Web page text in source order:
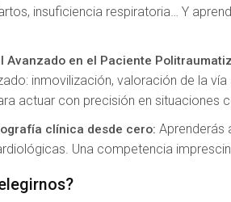
insuficiencia respiratoria… Y
Avanzado en el Paciente
inmovilización, valoración de la
actuar con precisión en situaciones
clínica desde cero: Aprenderás
Una competencia